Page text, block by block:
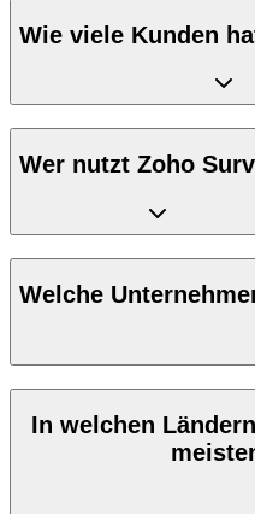
Wie viele Kunden
Wer nutzt Zoho
Welche
In welchen